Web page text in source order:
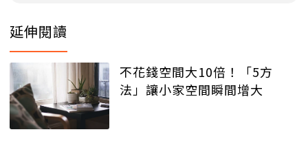
延伸閱讀
不花錢空間大10倍！「5方
法」讓小家空間瞬間增大